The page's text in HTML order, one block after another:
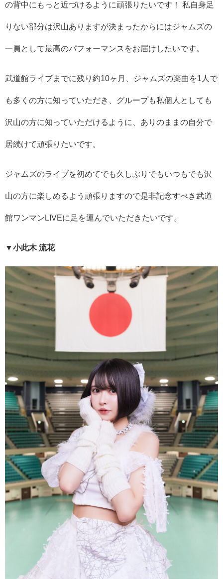
の背中にもっと近づけるように頑張りたいです！ 私自身足
りない部分は沢山ありますが決まったからにはジャムズの
一員として最高のパフォーマンスをお届けしたいです。
武道館ライブまでに残り約10ヶ月、ジャムズの楽曲を1人で
も多くの方に知っていただき、グループも私個人としても
沢山の方に知っていただけるように、ありのままの自分で
居続けて頑張りたいです。
ジャムズのライブを初めてでも久しぶりでもいつもでも沢
山の方に楽しめるよう頑張りますので是非記念すべき武道
館ワンマンLIVEに足を運んでいただきたいです。
▼小此木 流花